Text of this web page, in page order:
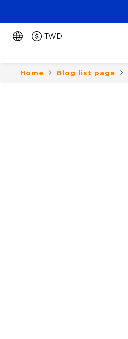
TWD
Home Blog list page